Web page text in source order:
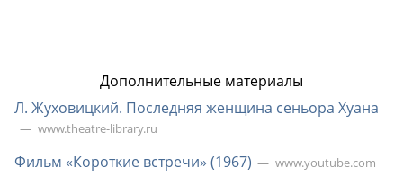
Дополнительные материалы
Л. Жуховицкий. Последняя женщина сеньора Хуана
www.theatre-library.ru
Фильм «Короткие встречи» (1967) www.youtube.com